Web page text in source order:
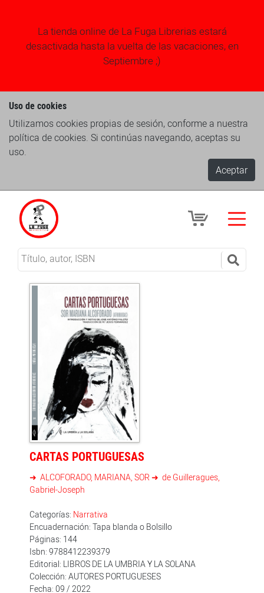
La tienda online de La Fuga Librerias estará
desactivada hasta la vuelta de las vacaciones, en
Septiembre ;)
Uso de cookies
Utilizamos cookies propias de sesión, conforme a nuestra
política de cookies. Si continúas navegando, aceptas su
uso.
Aceptar
CARTAS PORTUGUESAS
ALCOFORADO, MARIANA, SOR
de Guilleragues,
Gabriel-Joseph
Categorías: Narrativa
Encuadernación: Tapa blanda o Bolsillo
Páginas: 144
Isbn: 9788412239379
Editorial: LIBROS DE LA UMBRIA Y LA SOLANA
Colección: AUTORES PORTUGUESES
Fecha: 09 / 2022